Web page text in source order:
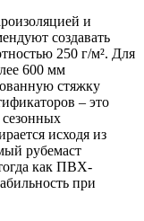
и
создавать
250 г/м². Для
600 мм
стяжку
– это
исходя из
рубемаст
как ПВХ-
при